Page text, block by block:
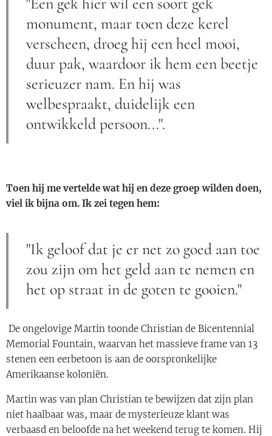
monument, maar toen deze kerel
verscheen, droeg hij een heel mooi,
duur pak, waardoor ik hem een ​​beetje
serieuzer nam. En hij was
welbespraakt, duidelijk een
ontwikkeld persoon...".
Toen hij me vertelde wat hij en deze groep wilden doen,
viel ik bijna om. Ik zei tegen hem:
"Ik geloof dat je er net zo goed aan toe
zou zijn om het geld aan te nemen en
het op straat in de goten te gooien."
De ongelovige Martin toonde Christian de Bicentennial
Memorial Fountain, waarvan het massieve frame van 13
stenen een eerbetoon is aan de oorspronkelijke
Amerikaanse koloniën.
Martin was van plan Christian te bewijzen dat zijn plan
niet haalbaar was, maar de mysterieuze klant was
verbaasd en beloofde na het weekend terug te komen. Hij